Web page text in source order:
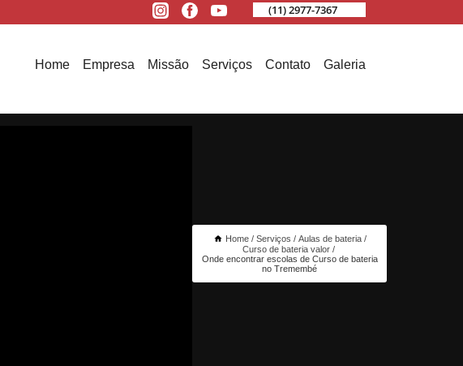
(11) 2977-7367
Home Empresa Missão Serviços Contato Galeria
Home Serviços
Aulas de bateria
Curso de bateria valor
Onde encontrar escolas de Curso de bateria
no Tremembé